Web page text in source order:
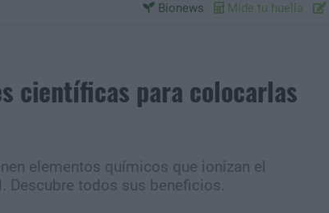
Bionews Mide tu huella
científicas para colocarlas
elementos químicos que ionizan el
Descubre todos sus beneficios.